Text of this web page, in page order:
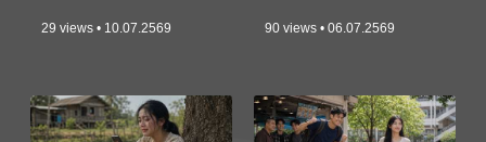
29 views • 10.07.2569 90 views • 06.07.2569